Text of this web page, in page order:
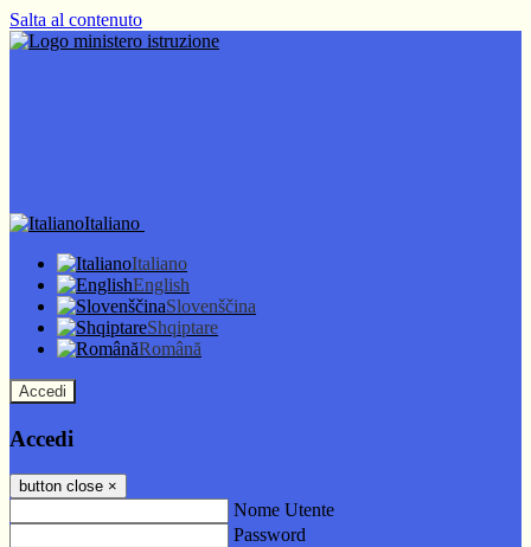
Salta al contenuto
Italiano
Italiano
English
Slovenščina
Shqiptare
Română
Accedi
Accedi
button close ×
Nome Utente
Password